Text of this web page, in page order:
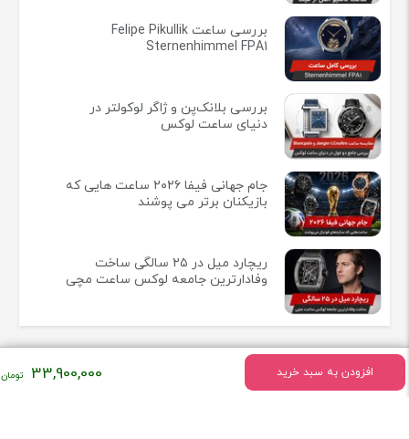
افزودن به سبد خرید 33,900,000
بررسی ساعت Felipe Pikullik
Sternenhimmel FPA1
بررسی بلانک‌پن و ژاگر لوکولتر در
دنیای ساعت لوکس
جام جهانی فیفا ۲۰۲۶ ساعت هایی که
بازیکنان برتر می پوشند
ریچارد میل در ۲۵ سالگی ساخت
وفادارترین جامعه لوکس ساعت مچی